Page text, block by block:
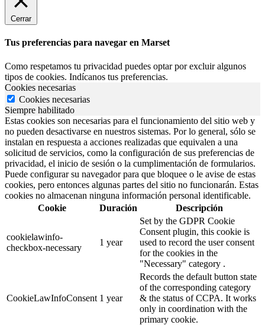
Cerrar
Tus preferencias para navegar en Marset
Como respetamos tu privacidad puedes optar por excluir algunos
tipos de cookies. Indícanos tus preferencias.
Cookies necesarias
Cookies necesarias
Siempre habilitado
Estas cookies son necesarias para el funcionamiento del sitio web y
no pueden desactivarse en nuestros sistemas. Por lo general, sólo se
instalan en respuesta a acciones realizadas que equivalen a una
solicitud de servicios, como la configuración de sus preferencias de
privacidad, el inicio de sesión o la cumplimentación de formularios.
Puede configurar su navegador para que bloquee o le avise de estas
cookies, pero entonces algunas partes del sitio no funcionarán. Estas
cookies no almacenan ninguna información personal identificable.
Cookie
Duración Descripción
cookielawinfo-
checkbox-necessary
1 year
Set by the GDPR Cookie
Consent plugin, this cookie is
used to record the user consent
for the cookies in the
"Necessary" category .
CookieLawInfoConsent 1 year
Records the default button state
of the corresponding category
& the status of CCPA. It works
only in coordination with the
primary cookie.